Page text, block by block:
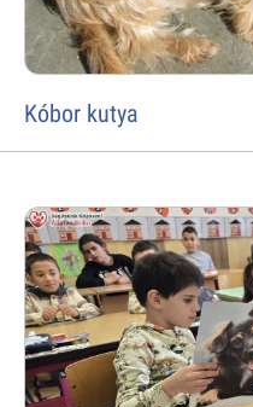
Kóbor kutya